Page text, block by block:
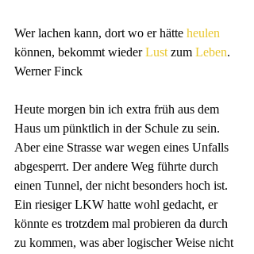
Wer lachen kann, dort wo er hätte heulen
können, bekommt wieder Lust zum Leben.
Werner Finck
Heute morgen bin ich extra früh aus dem
Haus um pünktlich in der Schule zu sein.
Aber eine Strasse war wegen eines Unfalls
abgesperrt. Der andere Weg führte durch
einen Tunnel, der nicht besonders hoch ist.
Ein riesiger LKW hatte wohl gedacht, er
könnte es trotzdem mal probieren da durch
zu kommen, was aber logischer Weise nicht